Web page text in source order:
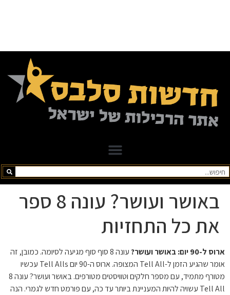
באושר ועושר? עונה 8 ספר
את כל התחזיות
ארוס ל-90 יום: באושר ועושר?
עונה 8 סוף סוף מגיעה לסיומה. כמובן, זה
אומר שהגיע הזמן ל-Tell All המצופה. ארוס ה-90 יום Tell Alls עכשיו
מטורף מתמיד, עם מספר חלקים וטוויסטים מטורפים. באושר ועושר? עונה 8
Tell All עשויה להיות המעניינת ביותר עד כה, עם פורמט חדש לגמרי. הנה